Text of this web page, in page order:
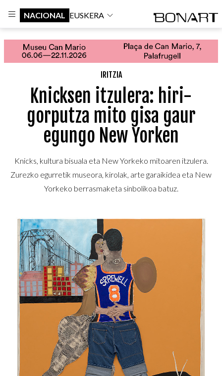
NACIONAL EUSKERA
IRITZIA
Knicksen itzulera: hiri-
gorputza mito gisa gaur
egungo New Yorken
Knicks, kultura bisuala eta New Yorkeko mitoaren itzulera.
Zurezko egurretik museora, kirolak, arte garaikidea eta New
Yorkeko berrasmaketa sinbolikoa batuz.